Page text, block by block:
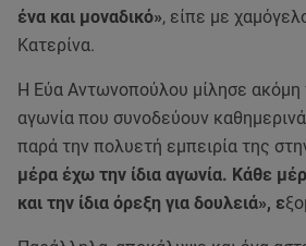
ένα και μοναδικό», είπε με
Κατερίνα.
Η Εύα Αντωνοπούλου μίλησε ακόμη
αγωνία που συνοδεύουν
παρά την πολυετή εμπειρία της
μέρα έχω την ίδια αγωνία. Κάθε
και την ίδια όρεξη για δουλειά», ε